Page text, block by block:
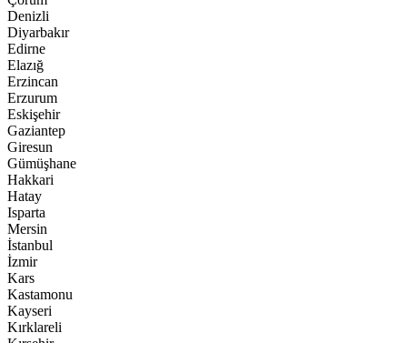
Denizli
Diyarbakır
Edirne
Elazığ
Erzincan
Erzurum
Eskişehir
Gaziantep
Giresun
Gümüşhane
Hakkari
Hatay
Isparta
Mersin
İstanbul
İzmir
Kars
Kastamonu
Kayseri
Kırklareli